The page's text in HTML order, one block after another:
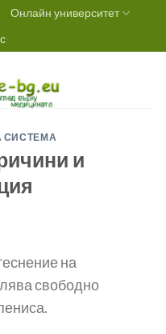
Онлайн университет
СИСТЕМА
и
на
свободно